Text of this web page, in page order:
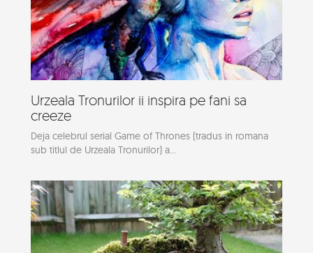
Urzeala Tronurilor ii inspira pe fani sa
creeze
Deja celebrul serial Game of Thrones (tradus in romana
sub titlul de Urzeala Tronurilor) a...